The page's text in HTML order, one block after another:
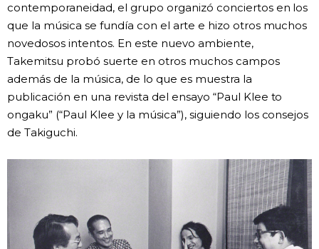
contemporaneidad, el grupo organizó conciertos en los
que la música se fundía con el arte e hizo otros muchos
novedosos intentos. En este nuevo ambiente,
Takemitsu probó suerte en otros muchos campos
además de la música, de lo que es muestra la
publicación en una revista del ensayo “Paul Klee to
ongaku” (“Paul Klee y la música”), siguiendo los consejos
de Takiguchi.